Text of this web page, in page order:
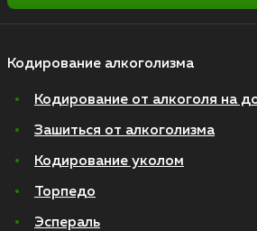
Кодирование алкоголизма
Кодирование от алкоголя на
Зашиться от алкоголизма
Кодирование уколом
Торпедо
Эспераль